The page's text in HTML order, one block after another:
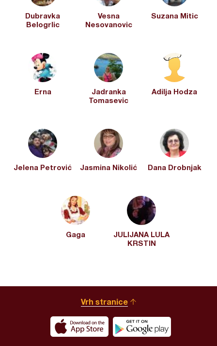
Dubravka
Belogrlic
Vesna
Nesovanovic
Suzana Mitic
Erna
Jadranka
Tomasevic
Adilja Hodza
Jelena Petrović Jasmina Nikolić Dana Drobnjak
Gaga
JULIJANA LULA
KRSTIN
Vrh stranice